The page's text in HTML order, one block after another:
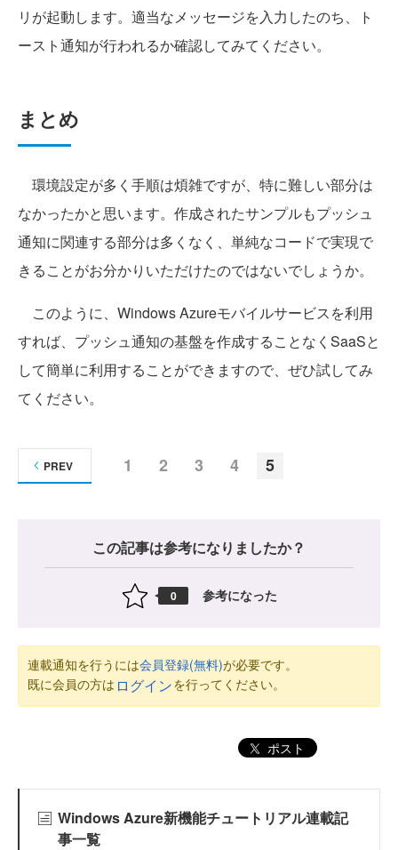
リが起動します。適当なメッセージを入力したのち、ト
ースト通知が行われるか確認してみてください。
まとめ
環境設定が多く手順は煩雑ですが、特に難しい部分は
なかったかと思います。作成されたサンプルもプッシュ
通知に関連する部分は多くなく、単純なコードで実現で
きることがお分かりいただけたのではないでしょうか。
このように、Windows Azureモバイルサービスを利用
すれば、プッシュ通知の基盤を作成することなくSaaSと
して簡単に利用することができますので、ぜひ試してみ
てください。
1 2 3 4 5
PREV
この記事は参考になりましたか？
0 参考になった
連載通知を行うには会員登録(無料)が必要です。
既に会員の方は ログインを行ってください。
ポスト
Windows Azure新機能チュートリアル連載記
事一覧